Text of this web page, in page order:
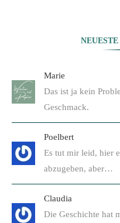
Marie
Das ist ja kein
Geschmack.
Poelbert
Es tut mir leid, hier
abzugeben, aber…
Claudia
Die Geschichte hat